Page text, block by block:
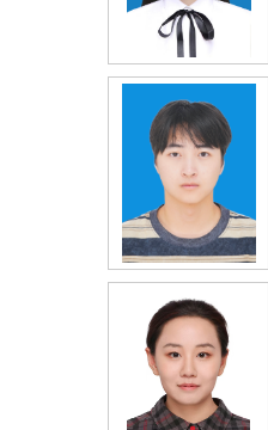
苏艳（24级硕士研...